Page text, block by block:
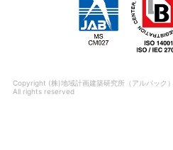
Copyright (株)地域計画建築研究所（アルパック）.
All rights reserved